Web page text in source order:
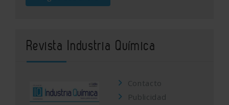
Revista Industria Química
Contacto
Publicidad